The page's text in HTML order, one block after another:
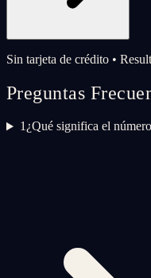
Sin tarjeta de crédito •
Preguntas
1¿Qué significa el